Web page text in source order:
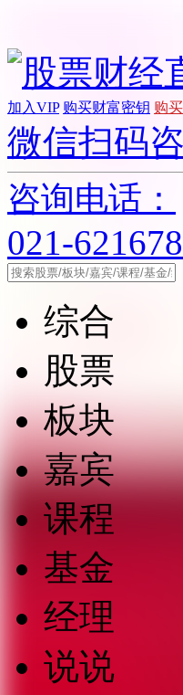
加入VIP 购买财富密钥 购
微信扫码
咨询电话：
021-
综合
股票
板块
嘉宾
课程
基金
经理
说说